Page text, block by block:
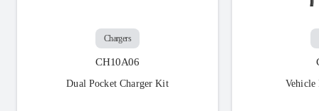
Chargers
CH10A06
Dual Pocket Charger Kit Vehicle